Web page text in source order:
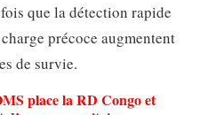
que la détection rapide
précoce augmentent
de survie.
place la RD Congo et